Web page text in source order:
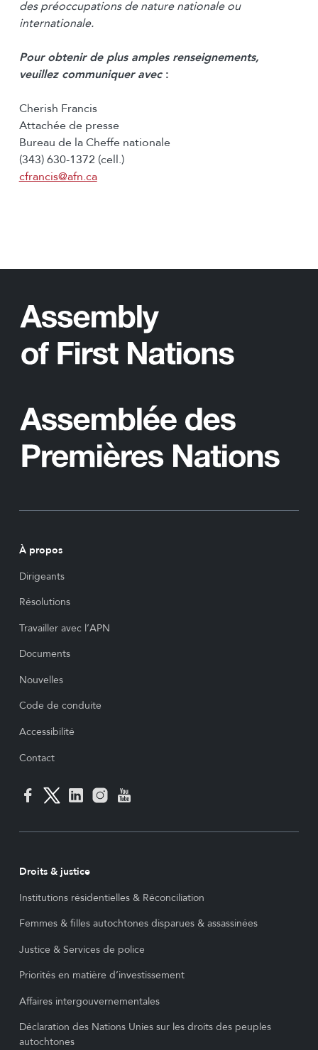
des préoccupations de nature nationale ou
internationale.
Pour obtenir de plus amples renseignements,
veuillez communiquer avec :
Cherish Francis
Attachée de presse
Bureau de la Cheffe nationale
(343) 630-1372 (cell.)
cfrancis@afn.ca
À propos
Dirigeants
Résolutions
Travailler avec l’APN
Documents
Nouvelles
Code de conduite
Accessibilité
Contact
Droits & justice
Institutions résidentielles & Réconciliation
Femmes & filles autochtones disparues & assassinées
Justice & Services de police
Priorités en matière d’investissement
Affaires intergouvernementales
Déclaration des Nations Unies sur les droits des peuples
autochtones